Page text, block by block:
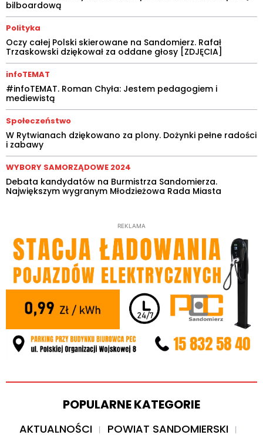
bilboardową
Polityka
Oczy całej Polski skierowane na Sandomierz. Rafał
Trzaskowski dziękował za oddane głosy [ZDJĘCIA]
infoTEMAT
#infoTEMAT. Roman Chyła: Jestem pedagogiem i
mediewistą
Społeczeństwo
W Rytwianach dziękowano za plony. Dożynki pełne radości
i zabawy
WYBORY SAMORZĄDOWE 2024
Debata kandydatów na Burmistrza Sandomierza.
Największym wygranym Młodzieżowa Rada Miasta
REKLAMA
POPULARNE KATEGORIE
AKTUALNOŚCI POWIAT SANDOMIERSKI